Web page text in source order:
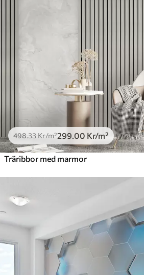
498.33Kr/m²299.00 Kr/m²
Träribbor med marmor